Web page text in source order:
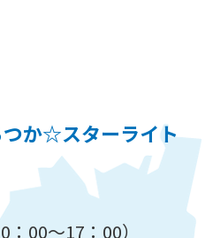
つか☆スターライト
00～17：00）